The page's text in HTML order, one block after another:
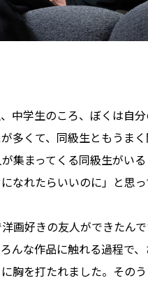
中学生のころ、ぼくは自
多くて、同級生ともうま
集まってくる同級生がい
なれたらいいのに」と思っ
画好きの友人ができたん
んな作品に触れる過程で
胸を打たれました。その